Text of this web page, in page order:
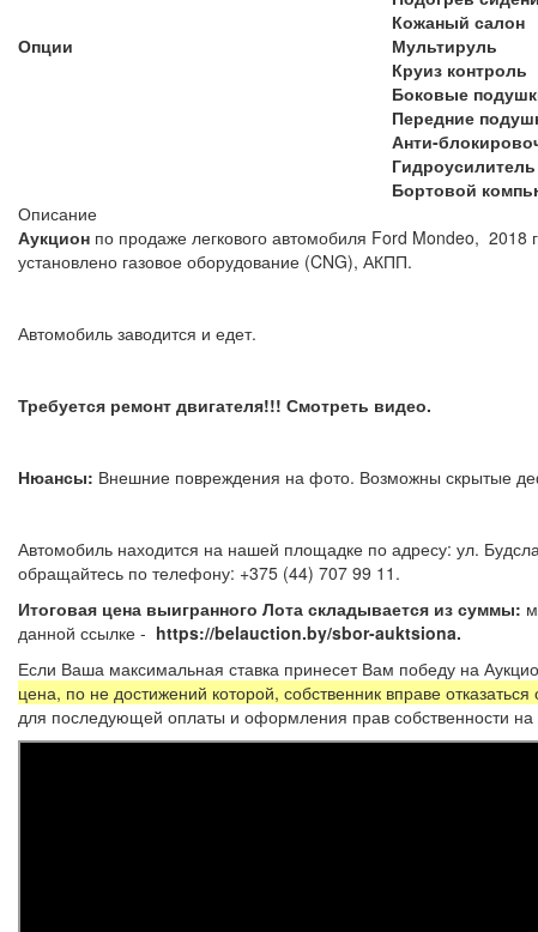
Опции
Кожаный салон
Мультируль
Круиз контроль
Боковые
Передние
Анти-
Гидроусилитель
Бортовой
Описание
Аукцион по продаже легкового автомобиля Ford Mondeo,
установлено газовое оборудование (CNG), АКПП.
Автомобиль заводится и едет.
Требуется ремонт двигателя!!! Смотреть видео.
Нюансы: Внешние повреждения на фото. Возможны скрытые
Автомобиль находится на нашей площадке по адресу: ул.
обращайтесь по телефону: +375 (44)
Итоговая цена выигранного Лота складывается из суммы:
данной ссылке - https://belauction.by/sbor-auktsiona.
Если Ваша максимальная ставка принесет Вам победу на
цена, по не достижений которой, собственник вправе
для последующей оплаты и оформления прав собственности на